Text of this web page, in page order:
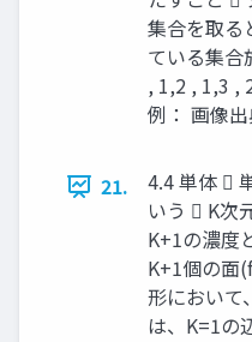
集合を取る
ている集
, 1,2 , 1,3 ,
例： 画像
21.
4.4 単体 
いう  K次
K+1の濃度
K+1個の面
形において
は、K=1の